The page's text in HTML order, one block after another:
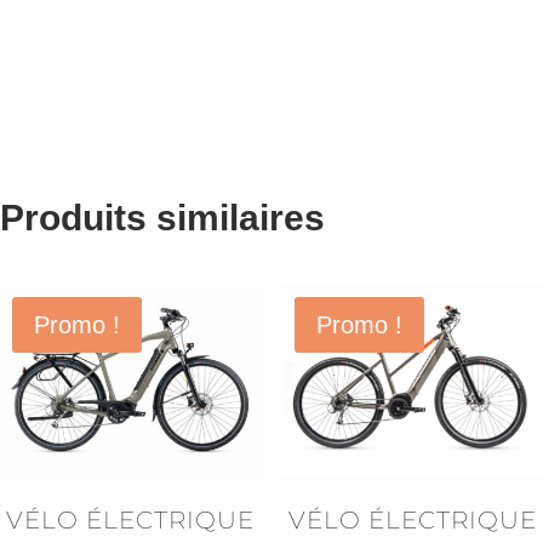
Produits similaires
Promo !
VÉLO ÉLECTRIQUE
Promo !
VÉLO ÉLECTRIQUE